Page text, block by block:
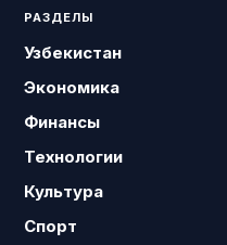
РАЗДЕЛЫ
Узбекистан
Экономика
Финансы
Технологии
Культура
Спорт